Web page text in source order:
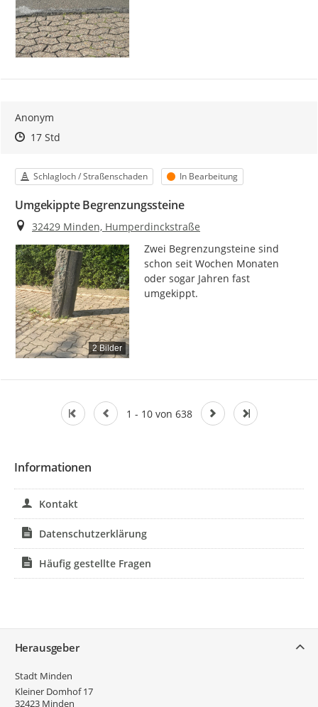
Anonym
Zeitpunkt des Erstellens
Zeitpunkt des Erstellens
17 StdZur Äußerung
Kategorie
Schlagloch / Straßenschaden Status
In Bearbeitung
Umgekippte Begrenzungssteine
Ort
32429 Minden, Humperdinckstraße
2 Bilder
Zwei Begrenzungsteine sind
schon seit Wochen Monaten
oder sogar Jahren fast
umgekippt.
1 - 10 von 638
Informationen
Kontakt
Datenschutzerklärung
Häufig gestellte Fragen
Herausgeber
Stadt Minden
Kleiner Domhof 17
32423 Minden